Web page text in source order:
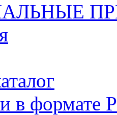
в формате